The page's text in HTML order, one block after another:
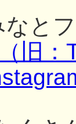
と
旧：